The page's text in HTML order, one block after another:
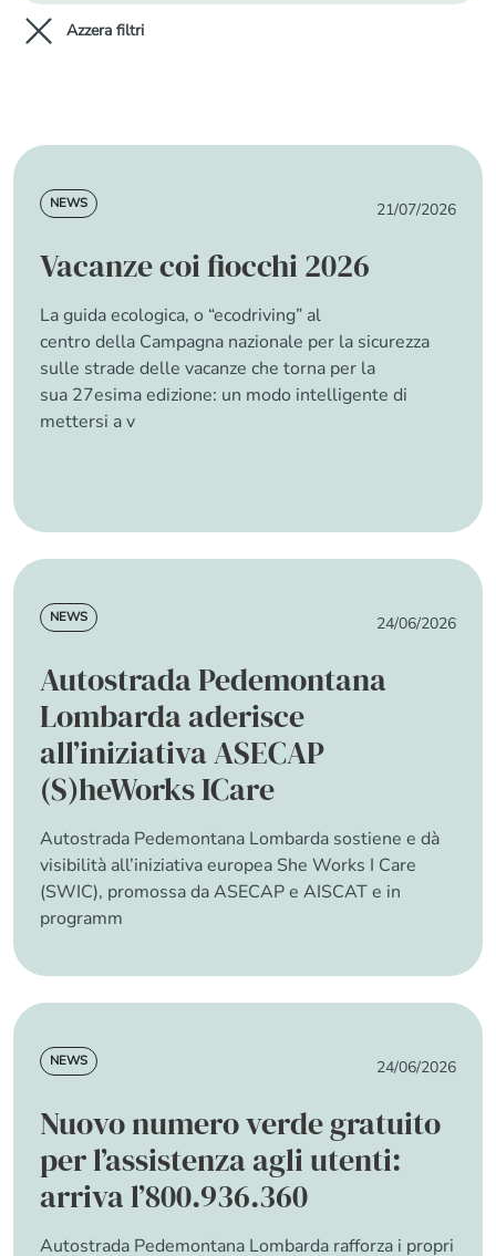
News
NEWS 21/07/2026
Vacanze coi fiocchi 2026
La guida ecologica, o “ecodriving” al
centro della Campagna nazionale per la sicurezza
sulle strade delle vacanze che torna per la
sua 27esima edizione: un modo intelligente di
mettersi a v
News
NEWS 24/06/2026
Autostrada Pedemontana
Lombarda aderisce
all’iniziativa ASECAP
(S)heWorks ICare
Autostrada Pedemontana Lombarda sostiene e dà
visibilità all’iniziativa europea She Works I Care
(SWIC), promossa daASECAPe AISCATe in
programm
News
NEWS 24/06/2026
Nuovo numero verde gratuito
per l’assistenza agli utenti:
arriva l’800.936.360
Autostrada Pedemontana Lombarda rafforza i propri